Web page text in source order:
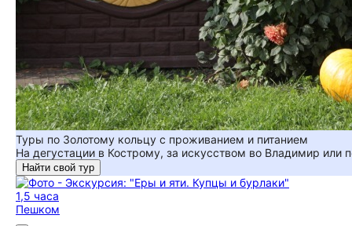
Туры по Золотому кольцу с проживанием и питанием
На дегустации в Кострому, за искусством во Владимир или
Найти свой тур
1,5 часа
Пешком